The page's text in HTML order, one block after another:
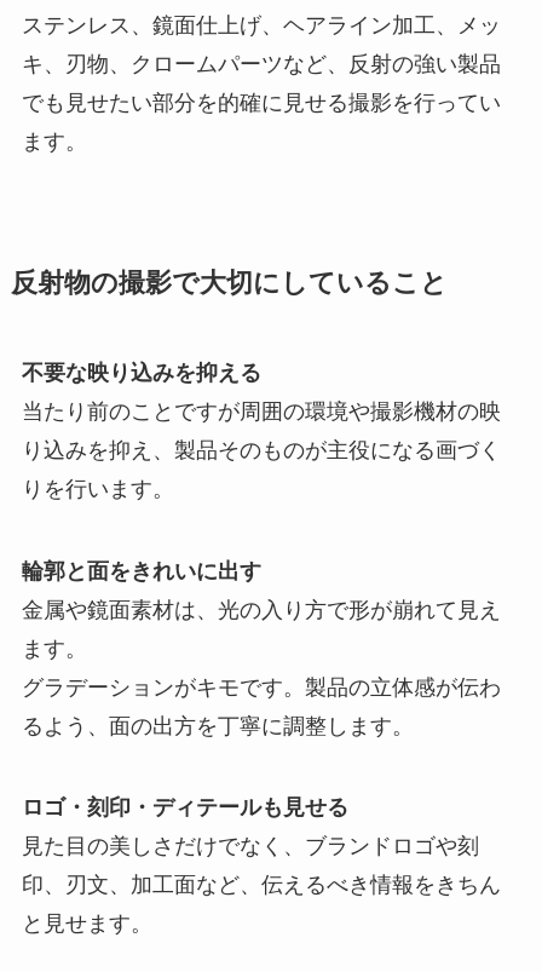
ステンレス、鏡面仕上げ、ヘアライン加工、メッ
キ、刃物、クロームパーツなど、反射の強い製品
でも見せたい部分を的確に見せる撮影を行ってい
ます。
反射物の撮影で大切にしていること
不要な映り込みを抑える
当たり前のことですが周囲の環境や撮影機材の映
り込みを抑え、製品そのものが主役になる画づく
りを行います。
輪郭と面をきれいに出す
金属や鏡面素材は、光の入り方で形が崩れて見え
ます。
グラデーションがキモです。製品の立体感が伝わ
るよう、面の出方を丁寧に調整します。
ロゴ・刻印・ディテールも見せる
見た目の美しさだけでなく、ブランドロゴや刻
印、刃文、加工面など、伝えるべき情報をきちん
と見せます。